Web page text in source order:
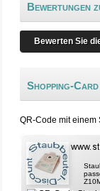
Bewertungen
Bewerten Sie
Shopping-Card
QR-Code mit einem